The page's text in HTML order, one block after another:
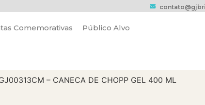
Comemorativas Público Alvo
– CANECA DE CHOPP GEL 400 ML